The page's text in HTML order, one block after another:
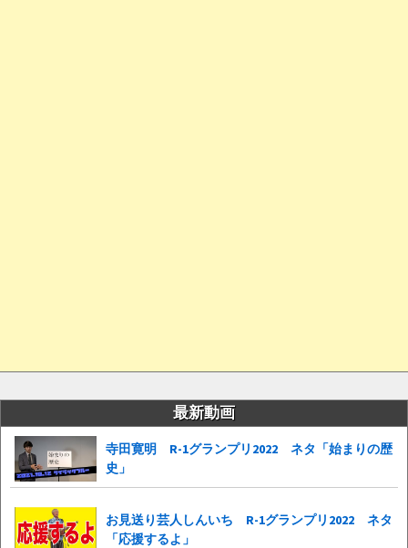
最新動画
寺田寛明 R-1グランプリ2022 ネタ「始まりの歴
史」
お見送り芸人しんいち R-1グランプリ2022 ネタ
「応援するよ」